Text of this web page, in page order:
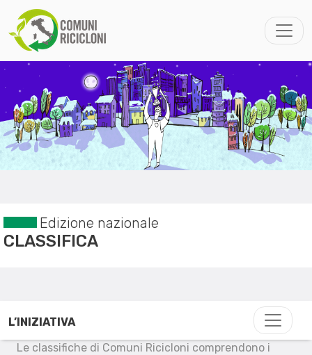
Edizione nazionale
CLASSIFICA
L’INIZIATIVA
Le classifiche di Comuni Ricicloni comprendono i